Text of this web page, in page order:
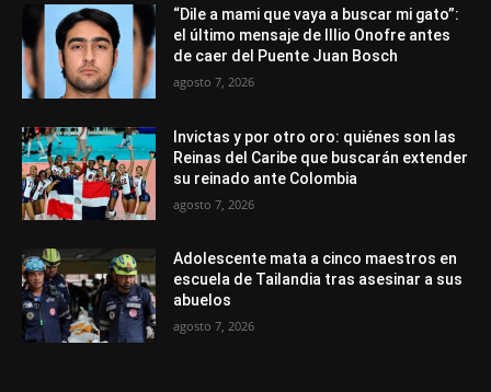
“Dile a mami que vaya a buscar mi gato”:
el último mensaje de Illio Onofre antes
de caer del Puente Juan Bosch
agosto 7, 2026
Invictas y por otro oro: quiénes son las
Reinas del Caribe que buscarán extender
su reinado ante Colombia
agosto 7, 2026
Adolescente mata a cinco maestros en
escuela de Tailandia tras asesinar a sus
abuelos
agosto 7, 2026